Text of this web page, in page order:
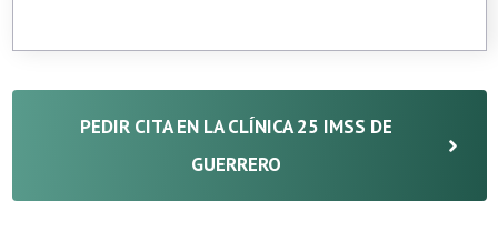
PEDIR CITA EN LA CLÍNICA 25 IMSS DE
GUERRERO